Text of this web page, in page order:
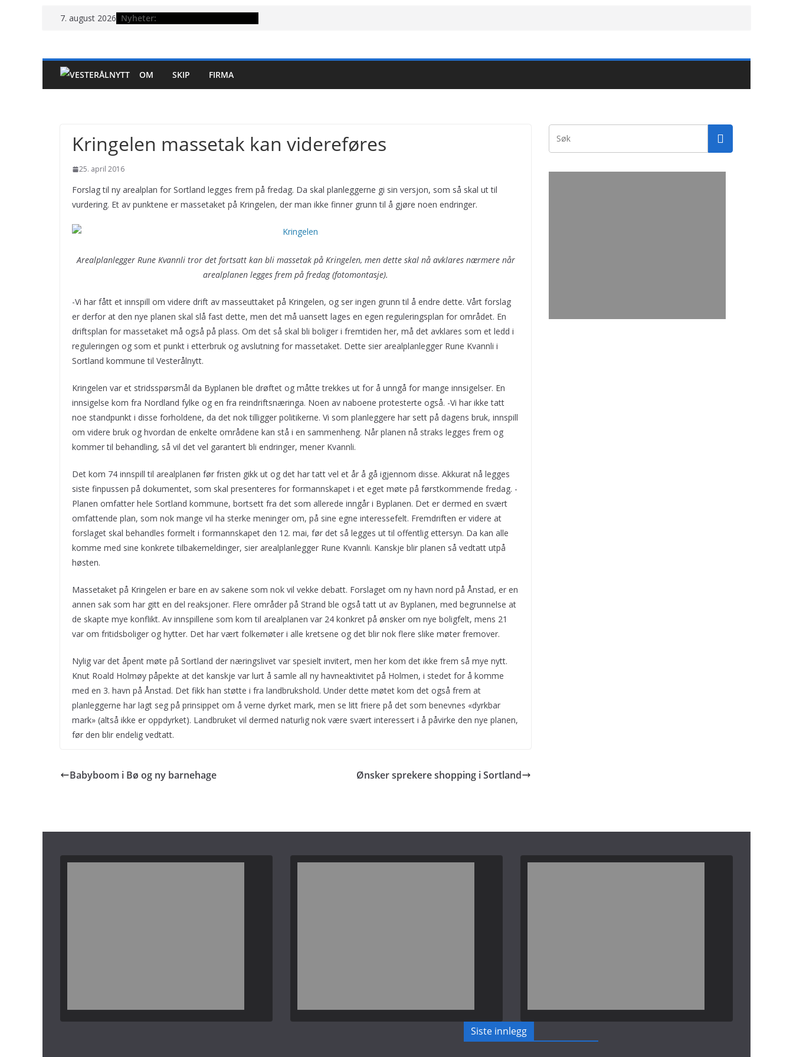
Hopp7. august 2026 Nyheter:
OM SKIP FIRMA
Kringelen massetak kan videreføres
25. april 2016
Forslag til ny arealplan for Sortland legges frem på fredag. Da skal planleggerne gi sin versjon, som så skal ut til
vurdering. Et av punktene er massetaket på Kringelen, der man ikke finner grunn til å gjøre noen endringer.
Arealplanlegger Rune Kvannli tror det fortsatt kan bli massetak på Kringelen, men dette skal nå avklares nærmere når
arealplanen legges frem på fredag (fotomontasje).
-Vi har fått et innspill om videre drift av masseuttaket på Kringelen, og ser ingen grunn til å endre dette. Vårt forslag
er derfor at den nye planen skal slå fast dette, men det må uansett lages en egen reguleringsplan for området. En
driftsplan for massetaket må også på plass. Om det så skal bli boliger i fremtiden her, må det avklares som et ledd i
reguleringen og som et punkt i etterbruk og avslutning for massetaket. Dette sier arealplanlegger Rune Kvannli i
Sortland kommune til Vesterålnytt.
Kringelen var et stridsspørsmål da Byplanen ble drøftet og måtte trekkes ut for å unngå for mange innsigelser. En
innsigelse kom fra Nordland fylke og en fra reindriftsnæringa. Noen av naboene protesterte også. -Vi har ikke tatt
noe standpunkt i disse forholdene, da det nok tilligger politikerne. Vi som planleggere har sett på dagens bruk, innspill
om videre bruk og hvordan de enkelte områdene kan stå i en sammenheng. Når planen nå straks legges frem og
kommer til behandling, så vil det vel garantert bli endringer, mener Kvannli.
Det kom 74 innspill til arealplanen før fristen gikk ut og det har tatt vel et år å gå igjennom disse. Akkurat nå legges
siste finpussen på dokumentet, som skal presenteres for formannskapet i et eget møte på førstkommende fredag. -
Planen omfatter hele Sortland kommune, bortsett fra det som allerede inngår i Byplanen. Det er dermed en svært
omfattende plan, som nok mange vil ha sterke meninger om, på sine egne interessefelt. Fremdriften er videre at
forslaget skal behandles formelt i formannskapet den 12. mai, før det så legges ut til offentlig ettersyn. Da kan alle
komme med sine konkrete tilbakemeldinger, sier arealplanlegger Rune Kvannli. Kanskje blir planen så vedtatt utpå
høsten.
Massetaket på Kringelen er bare en av sakene som nok vil vekke debatt. Forslaget om ny havn nord på Ånstad, er en
annen sak som har gitt en del reaksjoner. Flere områder på Strand ble også tatt ut av Byplanen, med begrunnelse at
de skapte mye konflikt. Av innspillene som kom til arealplanen var 24 konkret på ønsker om nye boligfelt, mens 21
var om fritidsboliger og hytter. Det har vært folkemøter i alle kretsene og det blir nok flere slike møter fremover.
Nylig var det åpent møte på Sortland der næringslivet var spesielt invitert, men her kom det ikke frem så mye nytt.
Knut Roald Holmøy påpekte at det kanskje var lurt å samle all ny havneaktivitet på Holmen, i stedet for å komme
med en 3. havn på Ånstad. Det fikk han støtte i fra landbrukshold. Under dette møtet kom det også frem at
planleggerne har lagt seg på prinsippet om å verne dyrket mark, men se litt friere på det som benevnes «dyrkbar
mark» (altså ikke er oppdyrket). Landbruket vil dermed naturlig nok være svært interessert i å påvirke den nye planen,
før den blir endelig vedtatt.
Babyboom i Bø og ny barnehage Ønsker sprekere shopping i Sortland
Siste innlegg